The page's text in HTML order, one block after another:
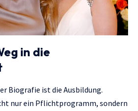
in die
Biografie ist die Ausbildung.
nur ein Pflichtprogramm, sondern